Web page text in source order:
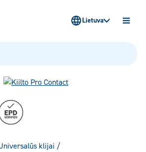
Lietuva
klijai /